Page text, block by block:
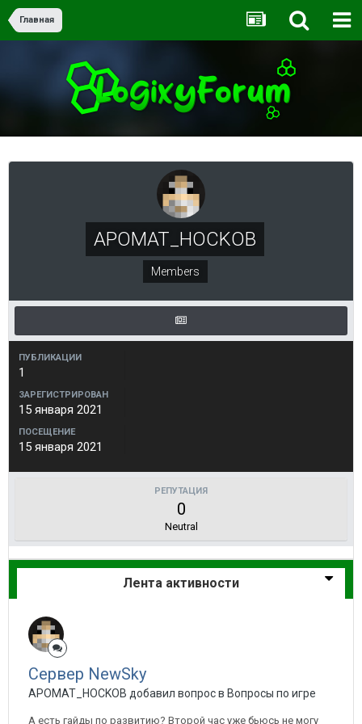
Главная
APOMAT_HOCKOB
Members
ПУБЛИКАЦИИ
1
ЗАРЕГИСТРИРОВАН
15 января 2021
ПОСЕЩЕНИЕ
15 января 2021
РЕПУТАЦИЯ
0
Neutral
Лента активности
Сервер NewSky
APOMAT_HOCKOB добавил вопрос в Вопросы по игре
А есть гайды по развитию? Второй час уже бьюсь не могу